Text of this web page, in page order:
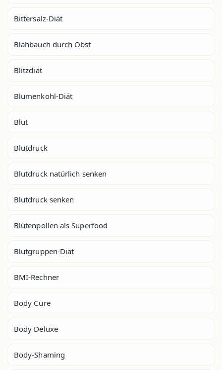
Bittersalz-Diät
Blähbauch durch Obst
Blitzdiät
Blumenkohl-Diät
Blut
Blutdruck
Blutdruck natürlich senken
Blutdruck senken
Blütenpollen als Superfood
Blutgruppen-Diät
BMI-Rechner
Body Cure
Body Deluxe
Body-Shaming